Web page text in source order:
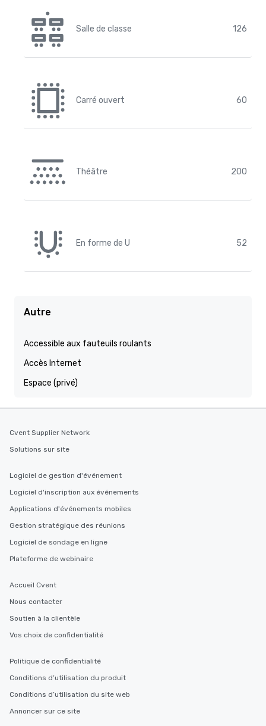
Salle de classe 126
Carré ouvert 60
Théâtre 200
En forme de U 52
Autre
Accessible aux fauteuils roulants
Accès Internet
Espace (privé)
Cvent Supplier Network
Solutions sur site
Logiciel de gestion d'événement
Logiciel d'inscription aux événements
Applications d'événements mobiles
Gestion stratégique des réunions
Logiciel de sondage en ligne
Plateforme de webinaire
Accueil Cvent
Nous contacter
Soutien à la clientèle
Vos choix de confidentialité
Politique de confidentialité
Conditions d’utilisation du produit
Conditions d’utilisation du site web
Annoncer sur ce site